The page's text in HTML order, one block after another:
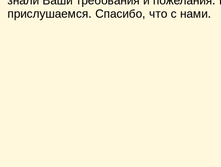
прислушаемся. Спасибо, что с нами.